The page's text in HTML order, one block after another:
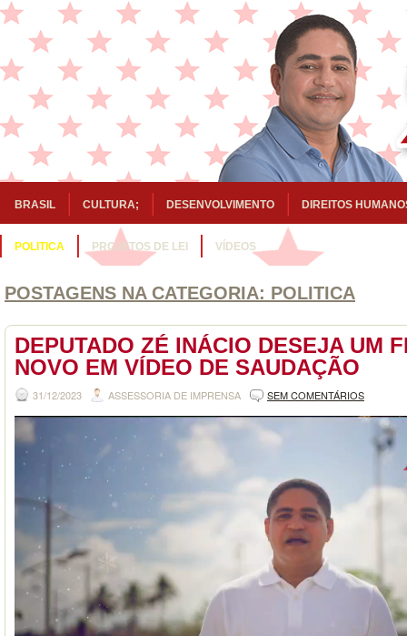
BRASIL CULTURA; DESENVOLVIMENTO DIREITOS
POLITICA PROJETOS DE LEI VÍDEOS
POSTAGENS NA CATEGORIA: POLITICA
DEPUTADO ZÉ INÁCIO DESEJA UM
NOVO EM VÍDEO DE SAUDAÇÃO
31/12/2023 ASSESSORIA DE IMPRENSA SEM COMENTÁRIOS